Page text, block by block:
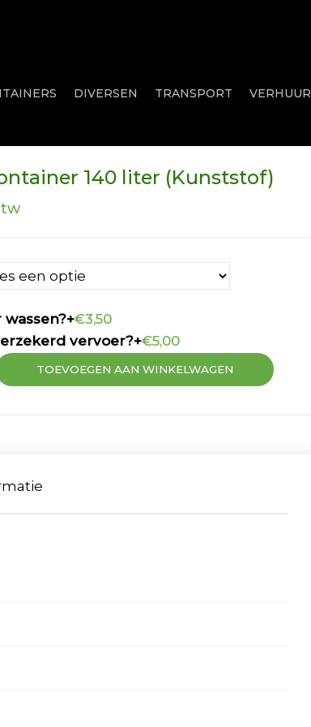
DIVERSEN TRANSPORT VERHUUR
140 liter (Kunststof)
+€3,50
vervoer?+€5,00
140 liter (Kunststof) aantal
TOEVOEGEN AAN WINKELWAGEN